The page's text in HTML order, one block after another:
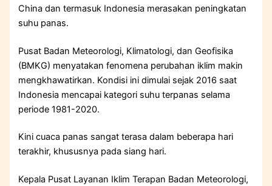
China dan termasuk Indonesia merasakan peningkatan
suhu panas.
Pusat Badan Meteorologi, Klimatologi, dan Geofisika
(BMKG) menyatakan fenomena perubahan iklim makin
mengkhawatirkan. Kondisi ini dimulai sejak 2016 saat
Indonesia mencapai kategori suhu terpanas selama
periode 1981-2020.
Kini cuaca panas sangat terasa dalam beberapa hari
terakhir, khususnya pada siang hari.
Kepala Pusat Layanan Iklim Terapan Badan Meteorologi,